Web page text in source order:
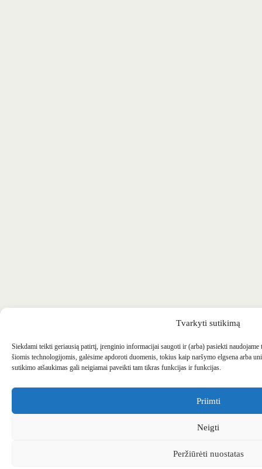
Tvarkyti sutikimą
Siekdami teikti geriausią patirtį, įrenginio informacijai saugoti ir (arba) pasiekti
šiomis technologijomis, galėsime apdoroti duomenis, tokius kaip naršymo elgsena arba
sutikimo atšaukimas gali neigiamai paveikti tam tikras funkcijas ir funkcijas.
Priimti
Neigti
Peržiūrėti nuostatas